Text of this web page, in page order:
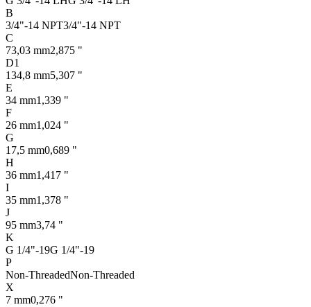
B
3/4"-14 NPT3/4"-14 NPT
C
73,03 mm2,875 "
D1
134,8 mm5,307 "
E
34 mm1,339 "
F
26 mm1,024 "
G
17,5 mm0,689 "
H
36 mm1,417 "
I
35 mm1,378 "
J
95 mm3,74 "
K
G 1/4"-19G 1/4"-19
P
Non-ThreadedNon-Threaded
X
7 mm0,276 "